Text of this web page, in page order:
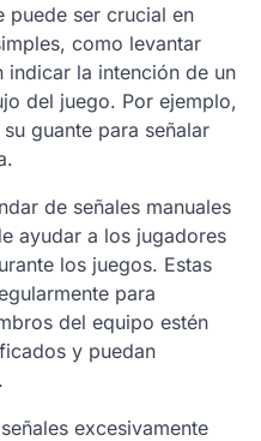
puede ser crucial en
como levantar
indicar la intención de un
del juego. Por ejemplo,
guante para señalar
de señales manuales
ayudar a los jugadores
los juegos. Estas
para
del equipo estén
y puedan
excesivamente